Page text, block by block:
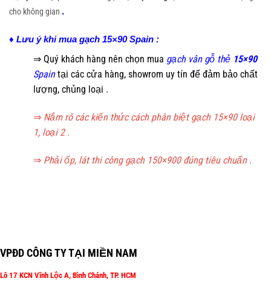
cho không gian .
♦ Lưu ý khi mua gạch 15×90 Spain :
⇒ Quý khách hàng nên chọn mua gạch vân gỗ thẻ 15×90
Spaintại các cửa hàng, showrom uy tín để đảm bảo chất
lượng, chủng loại .
⇒ Nắm rõ các kiến thức cách phân biệt gạch 15×90 loại
1, loại 2.
⇒ Phải ốp, lát thi công gạch 150×900 đúng tiêu chuẩn.
VPĐD CÔNG TY TẠI MIỀN NAM
Lô 17 KCN Vĩnh Lộc A, Bình Chánh, TP. HCM